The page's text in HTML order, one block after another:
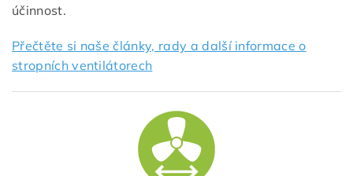
účinnost.
Přečtěte si naše články, rady a další informace o
stropních ventilátorech